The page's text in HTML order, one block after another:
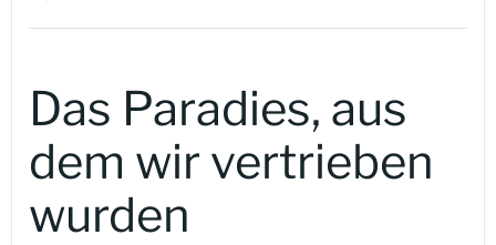
Das Paradies, aus
dem wir vertrieben
wurden